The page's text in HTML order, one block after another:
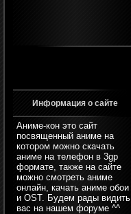
Информация о сайте
Аниме-кон это сайт
посвященный аниме на
котором можно скачать
аниме на телефон в 3gp
формате, также на сайте
можно смотреть аниме
онлайн, качать аниме обои
и OST. Будем рады видить
вас на нашем форуме ^^